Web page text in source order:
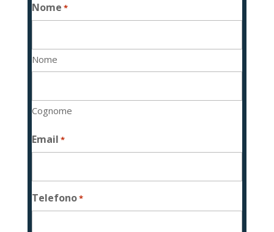
Nome *
Nome
Cognome
Email *
Telefono*